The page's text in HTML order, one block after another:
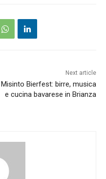
Next article
Misinto Bierfest: birre, musica
e cucina bavarese in Brianza